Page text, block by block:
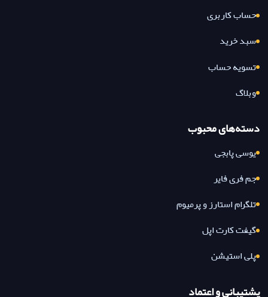
حساب کاربری
سبد خرید
تسویه حساب
وبلاگ
دسته‌های محبوب
یوسی پابجی
جم فری فایر
تلگرام استارز و پرمیوم
گیفت کارت اپل
پلی استیشن
پشتیبانی و اعتماد